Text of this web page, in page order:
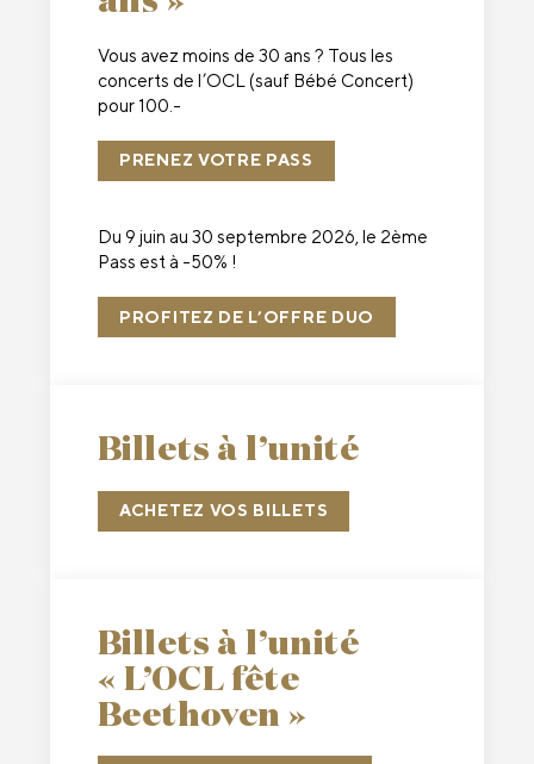
Vous avez moins de 30 ans ? Tous les
concerts de l’OCL (sauf Bébé Concert)
pour 100.-
PRENEZ VOTRE PASS
Du 9 juin au 30 septembre 2026, le 2ème
Pass est à -50% !
PROFITEZ DE L’OFFRE DUO
Billets à l’unité
ACHETEZ VOS BILLETS
Billets à l’unité
« L’OCL fête
Beethoven »